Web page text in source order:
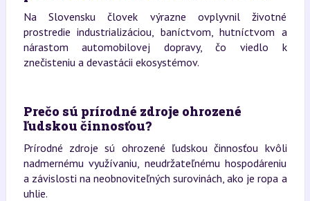
Na Slovensku človek výrazne ovplyvnil životné
prostredie industrializáciou, baníctvom, hutníctvom a
nárastom automobilovej dopravy, čo viedlo k
znečisteniu a devastácii ekosystémov.
Prečo sú prírodné zdroje ohrozené
ľudskou činnosťou?
Prírodné zdroje sú ohrozené ľudskou činnosťou kvôli
nadmernému využívaniu, neudržateľnému hospodáreniu
a závislosti na neobnoviteľných surovinách, ako je ropa a
uhlie.